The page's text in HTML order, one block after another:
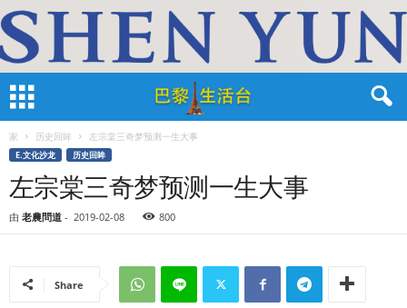
家 历史回眸 左宗棠三奇梦预测一生大事
E.文化沙龙 历史回眸
左宗棠三奇梦预测一生大事
由 老農問道 - 2019-02-08 800
Share